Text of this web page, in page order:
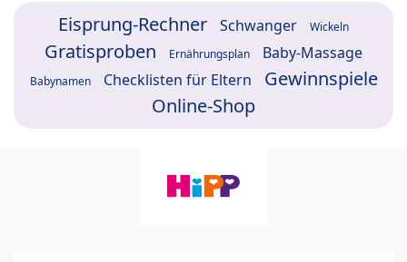
Eisprung-Rechner Schwanger Wickeln
Gratisproben Ernährungsplan Baby-Massage
Babynamen Checklisten für Eltern
Gewinnspiele
Online-Shop